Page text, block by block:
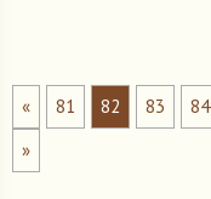
« 81 82 83 84
»